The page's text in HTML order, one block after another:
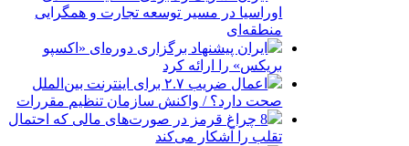
اوراسیا در مسیر توسعه تجارت و همگرایی
منطقه‌ای
ایران پیشنهاد برگزاری دوره‌ای «اکسپو
بریکس» را ارائه کرد
اعمال ضریب ۲.۷ برای اینترنت بین‌الملل
صحت دارد؟ / واکنش سازمان تنظیم مقررات
8 چراغ قرمز در صورت‌های مالی که احتمال
تقلب را آشکار می‌کند